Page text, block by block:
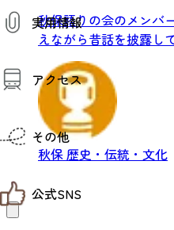
仙台観光マップ
体験事業者
実用情報
観光案内
お役立ち情報
観光アプリ
仙台観光マップ
アクセス
仙台までの経路検索
市内の交通情報
お得なチケット
その他
お問い合わせ
公式SNS
秋保語りの会のメンバ
えながら昔話を披露し
秋保歴史・伝統・文化